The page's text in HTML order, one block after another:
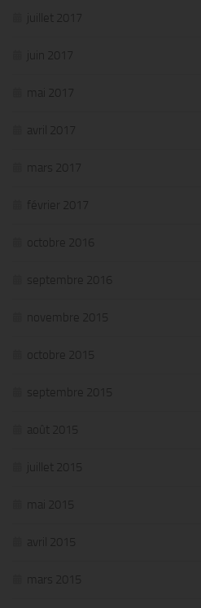
juillet 2017
juin 2017
mai 2017
avril 2017
mars 2017
février 2017
octobre 2016
septembre 2016
novembre 2015
octobre 2015
septembre 2015
août 2015
juillet 2015
mai 2015
avril 2015
mars 2015